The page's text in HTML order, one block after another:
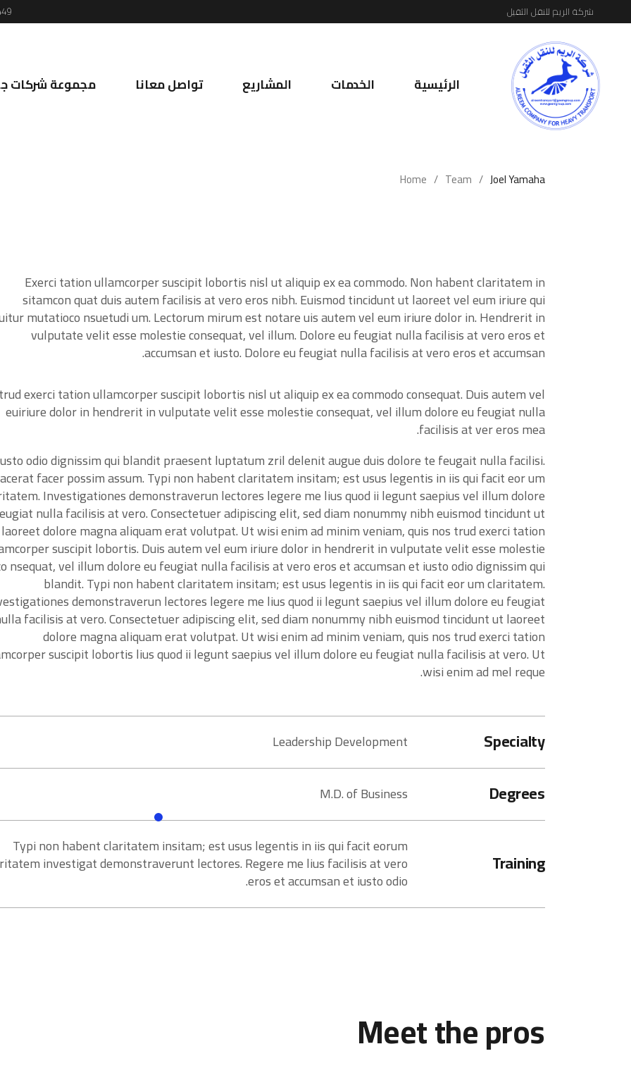
شركة الريم للنقل الثقيل
الرئيسية الخدمات المشاريع تواصل معانا مجموعة شركات
Home Team Joel Yamaha
Exerci tation ullamcorper suscipit lobortis nisl ut aliquip ex ea commodo. Non habent claritatem in
sitamcon quat duis autem facilisis at vero eros nibh. Euismod tincidunt ut laoreet vel eum iriure qui
mutatioco nsuetudi um. Lectorum mirum est notare uis autem vel eum iriure dolor in. Hendrerit in
vulputate velit esse molestie consequat, vel illum. Dolore eu feugiat nulla facilisis at vero eros et
accumsan et iusto. Dolore eu feugiat nulla facilisis at vero eros et accumsan.
exerci tation ullamcorper suscipit lobortis nisl ut aliquip ex ea commodo consequat. Duis autem vel
euiriure dolor in hendrerit in vulputate velit esse molestie consequat, vel illum dolore eu feugiat nulla
facilisis at ver eros mea.
odio dignissim qui blandit praesent luptatum zril delenit augue duis dolore te feugait nulla facilisi.
facer possim assum. Typi non habent claritatem insitam; est usus legentis in iis qui facit eor um
Investigationes demonstraverun lectores legere me lius quod ii legunt saepius vel illum dolore
nulla facilisis at vero. Consectetuer adipiscing elit, sed diam nonummy nibh euismod tincidunt ut
laoreet dolore magna aliquam erat volutpat. Ut wisi enim ad minim veniam, quis nos trud exerci tation
suscipit lobortis. Duis autem vel eum iriure dolor in hendrerit in vulputate velit esse molestie
nsequat, vel illum dolore eu feugiat nulla facilisis at vero eros et accumsan et iusto odio dignissim qui
blandit. Typi non habent claritatem insitam; est usus legentis in iis qui facit eor um claritatem.
demonstraverun lectores legere me lius quod ii legunt saepius vel illum dolore eu feugiat
facilisis at vero. Consectetuer adipiscing elit, sed diam nonummy nibh euismod tincidunt ut laoreet
dolore magna aliquam erat volutpat. Ut wisi enim ad minim veniam, quis nos trud exerci tation
suscipit lobortis lius quod ii legunt saepius vel illum dolore eu feugiat nulla facilisis at vero. Ut
wisi enim ad mel reque.
Specialty
Leadership Development
Degrees
M.D. of Business
Training
Typi non habent claritatem insitam; est usus legentis in iis qui facit eorum
investigat demonstraverunt lectores. Regere me lius facilisis at vero
eros et accumsan et iusto odio.
Meet the pros